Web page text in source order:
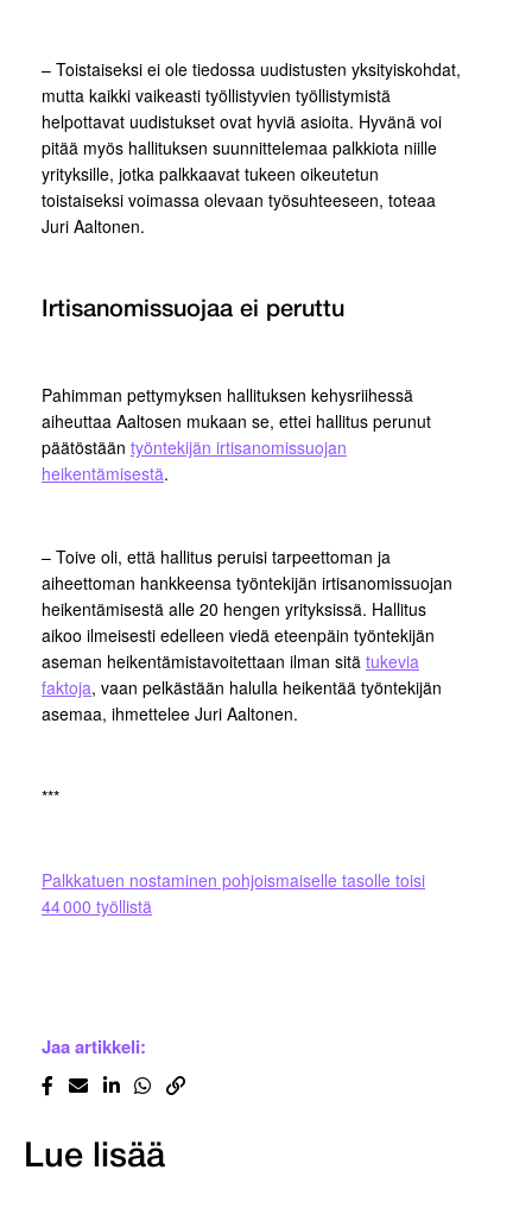
– Toistaiseksi ei ole tiedossa uudistusten yksityiskohdat,
mutta kaikki vaikeasti työllistyvien työllistymistä
helpottavat uudistukset ovat hyviä asioita. Hyvänä voi
pitää myös hallituksen suunnittelemaa palkkiota niille
yrityksille, jotka palkkaavat tukeen oikeutetun
toistaiseksi voimassa olevaan työsuhteeseen, toteaa
Juri Aaltonen.
Irtisanomissuojaa ei peruttu
Pahimman pettymyksen hallituksen kehysriihessä
aiheuttaa Aaltosen mukaan se, ettei hallitus perunut
päätöstään työntekijän irtisanomissuojan
heikentämisestä.
– Toive oli, että hallitus peruisi tarpeettoman ja
aiheettoman hankkeensa työntekijän irtisanomissuojan
heikentämisestä alle 20 hengen yrityksissä. Hallitus
aikoo ilmeisesti edelleen viedä eteenpäin työntekijän
aseman heikentämistavoitettaan ilman sitä tukevia
faktoja, vaan pelkästään halulla heikentää työntekijän
asemaa, ihmettelee Juri Aaltonen.
***
Palkkatuen nostaminen pohjoismaiselle tasolle toisi
44 000 työllistä
Jaa artikkeli:
Lue lisää